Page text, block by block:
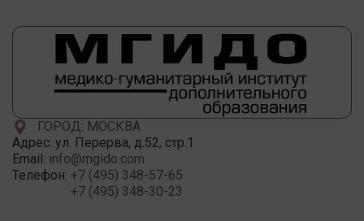
ГОРОД: МОСКВА
Адрес: ул. Перерва, д.52, стр.1
Email: info@mgido.com
Телефон: +7 (495) 348-57-65
+7 (495) 348-30-23